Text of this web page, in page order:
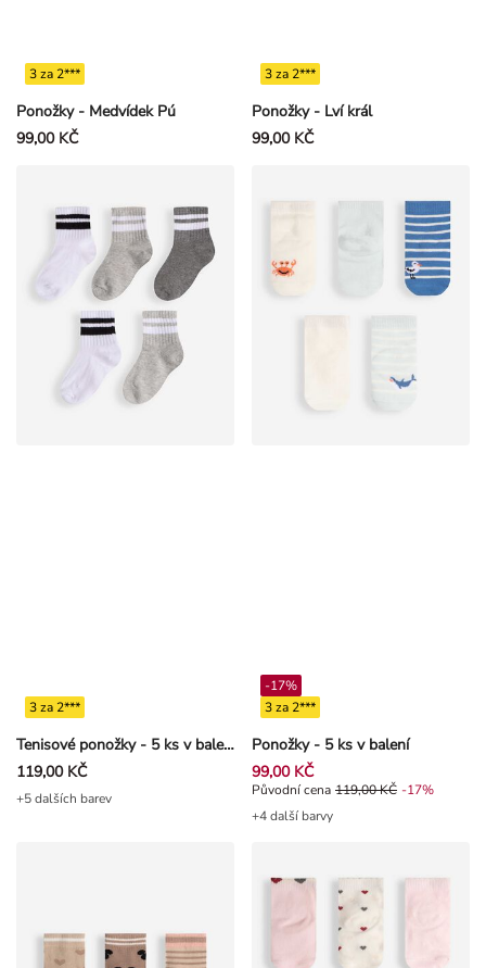
Ponožky - Medvídek Pú
3 za 2***
99,00 KČ
Ponožky - Lví král
3 za 2***
99,00 KČ
Tenisové ponožky - 5 ks v balení
3 za 2***
119,00 KČ
+5 dalších barev
Ponožky - 5 ks v balení
-17%
3 za 2***
99,00 KČ
Původní cena 119,00 Kč, Sleva -
Původní cena 119,00 KČ -17%
+4 další barvy